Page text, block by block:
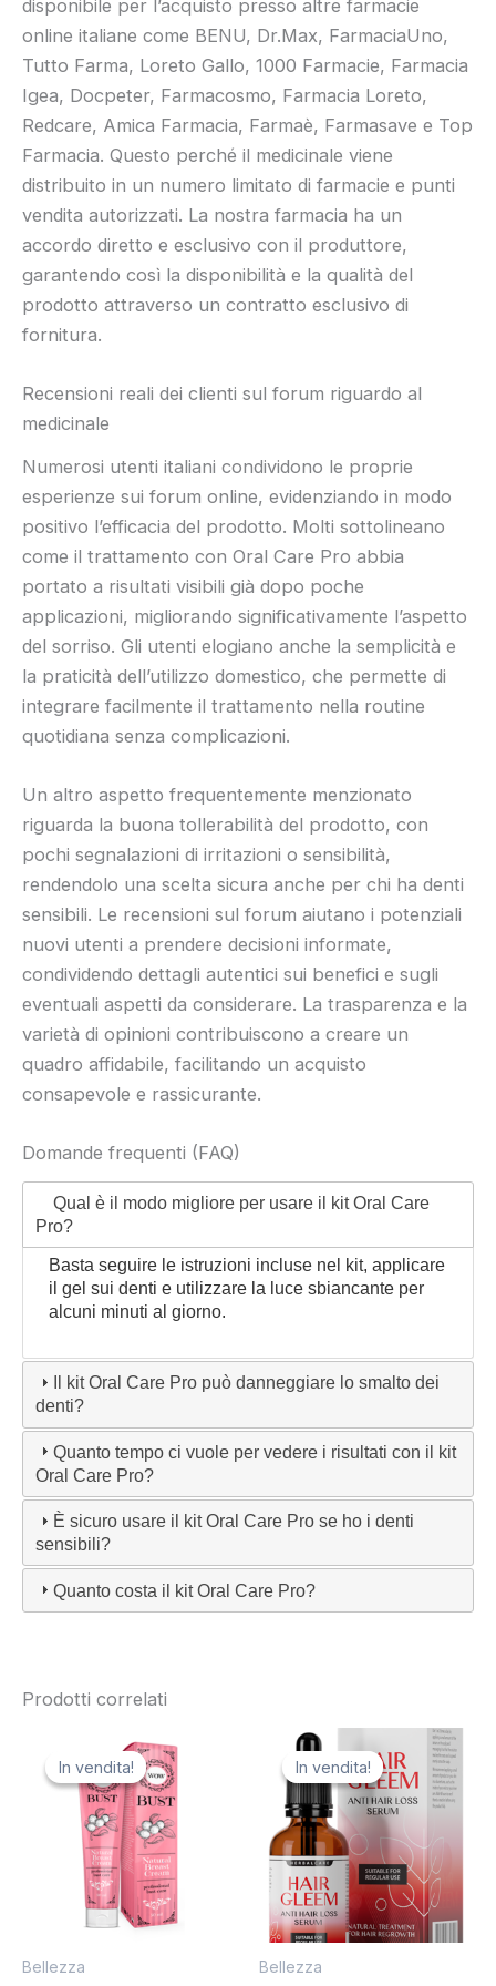
disponibile per l’acquisto presso altre farmacie
online italiane come BENU, Dr.Max, FarmaciaUno,
Tutto Farma, Loreto Gallo, 1000 Farmacie, Farmacia
Igea, Docpeter, Farmacosmo, Farmacia Loreto,
Redcare, Amica Farmacia, Farmaè, Farmasave e Top
Farmacia. Questo perché il medicinale viene
distribuito in un numero limitato di farmacie e punti
vendita autorizzati. La nostra farmacia ha un
accordo diretto e esclusivo con il produttore,
garantendo così la disponibilità e la qualità del
prodotto attraverso un contratto esclusivo di
fornitura.
Recensioni reali dei clienti sul forum riguardo al
medicinale
Numerosi utenti italiani condividono le proprie
esperienze sui forum online, evidenziando in modo
positivo l’efficacia del prodotto. Molti sottolineano
come il trattamento con Oral Care Pro abbia
portato a risultati visibili già dopo poche
applicazioni, migliorando significativamente l’aspetto
del sorriso. Gli utenti elogiano anche la semplicità e
la praticità dell’utilizzo domestico, che permette di
integrare facilmente il trattamento nella routine
quotidiana senza complicazioni.
Un altro aspetto frequentemente menzionato
riguarda la buona tollerabilità del prodotto, con
pochi segnalazioni di irritazioni o sensibilità,
rendendolo una scelta sicura anche per chi ha denti
sensibili. Le recensioni sul forum aiutano i potenziali
nuovi utenti a prendere decisioni informate,
condividendo dettagli autentici sui benefici e sugli
eventuali aspetti da considerare. La trasparenza e la
varietà di opinioni contribuiscono a creare un
quadro affidabile, facilitando un acquisto
consapevole e rassicurante.
Domande frequenti (FAQ)
Qual è il modo migliore per usare il kit Oral Care
Pro?
Basta seguire le istruzioni incluse nel kit, applicare
il gel sui denti e utilizzare la luce sbiancante per
alcuni minuti al giorno.
Il kit Oral Care Pro può danneggiare lo smalto dei
denti?
Quanto tempo ci vuole per vedere i risultati con il kit
Oral Care Pro?
È sicuro usare il kit Oral Care Pro se ho i denti
sensibili?
Quanto costa il kit Oral Care Pro?
Prodotti correlati
In vendita!
In vendita!
Bellezza
In vendita!
In vendita!
Bellezza